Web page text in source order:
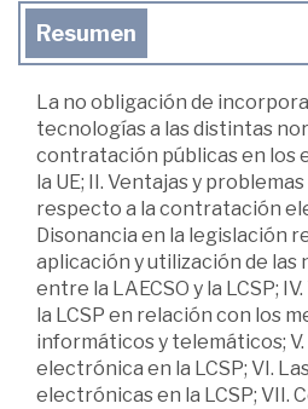
Resumen
La no obligación de
tecnologías a las distintas
contratación públicas en los
la UE; II. Ventajas y
respecto a la contratación
Disonancia en la legislación
aplicación y utilización de las
entre la LAECSO y la LCSP;
la LCSP en relación con los
informáticos y telemáticos; V.
electrónica en la LCSP; VI.
electrónicas en la LCSP; VII.